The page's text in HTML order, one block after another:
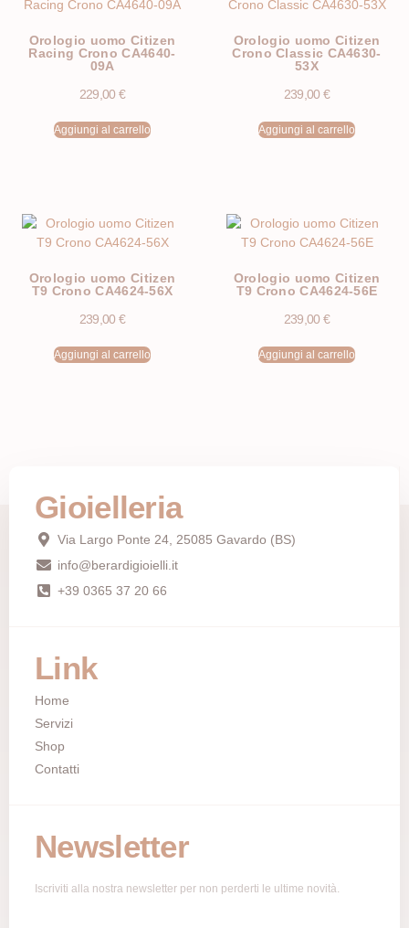
Orologio uomo Citizen
Racing Crono CA4640-
09A
229,00 €
Aggiungi al carrello
Orologio uomo Citizen
Crono Classic CA4630-
53X
239,00 €
Aggiungi al carrello
Orologio uomo Citizen
T9 Crono CA4624-56X
239,00 €
Aggiungi al carrello
Orologio uomo Citizen
T9 Crono CA4624-56E
239,00 €
Aggiungi al carrello
Gioielleria
Via Largo Ponte 24, 25085 Gavardo (BS)
info@berardigioielli.it
+39 0365 37 20 66
Link
Home
Servizi
Shop
Contatti
Newsletter
Iscriviti alla nostra newsletter per non perderti le ultime novità.